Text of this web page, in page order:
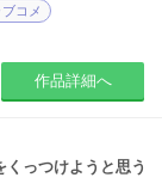
ブコメ
作品詳細へ
っつけようと思う